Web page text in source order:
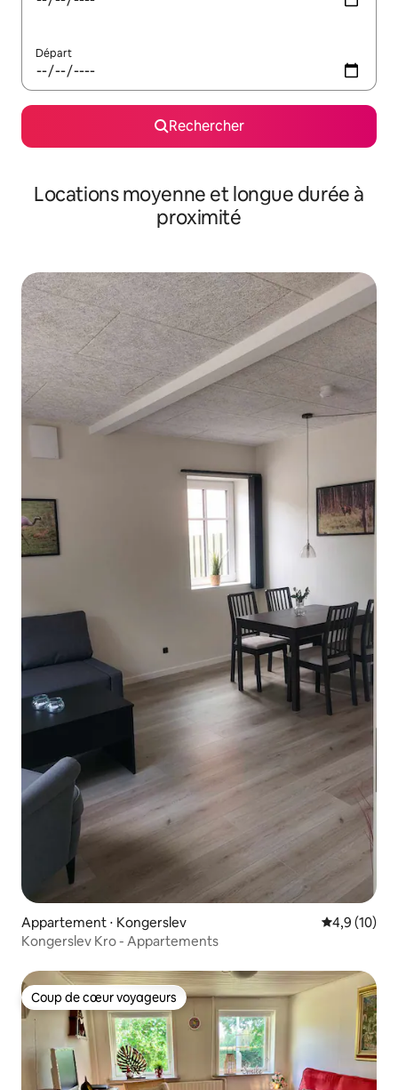
Départ
Rechercher
Locations moyenne et longue durée à
proximité
Appartement ⋅ Kongerslev Évaluation
4,9 (10)
Kongerslev Kro - Appartements
Coup de cœur voyageurs
Coup de cœur voyageurs